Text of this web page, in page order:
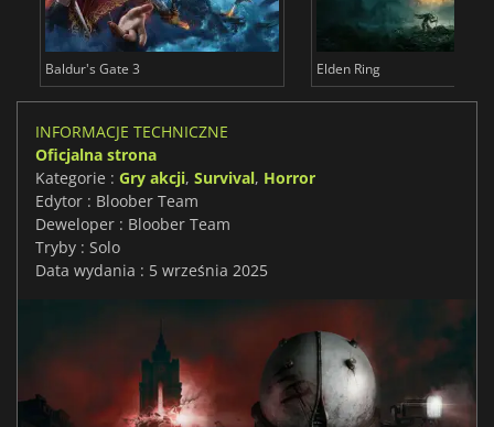
Baldur's Gate 3 Elden Ring
INFORMACJE TECHNICZNE
Oficjalna strona
Kategorie : Gry akcji, Survival, Horror
Edytor : Bloober Team
Deweloper : Bloober Team
Tryby : Solo
Data wydania : 5 września 2025